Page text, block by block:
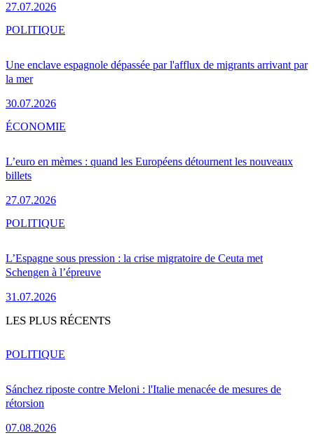
27.07.2026
Une enclave espagnole dépassée par l'afflux de migrants arrivant par
la mer
30.07.2026
POLITIQUE
L’euro en mèmes : quand les Européens détournent les nouveaux
billets
27.07.2026
ÉCONOMIE
L’Espagne sous pression : la crise migratoire de Ceuta met
Schengen à l’épreuve
31.07.2026
POLITIQUE
LES PLUS RÉCENTS
Sánchez riposte contre Meloni : l'Italie menacée de mesures de
rétorsion
07.08.2026
POLITIQUE